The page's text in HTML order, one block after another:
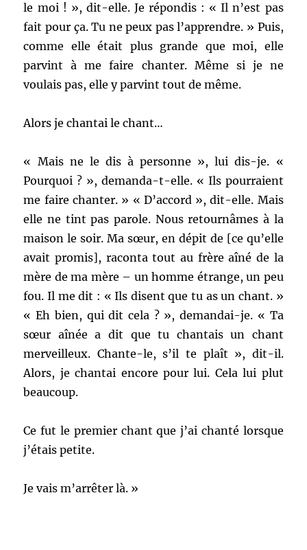
le moi ! », dit-elle. Je répondis : « Il n’est pas
fait pour ça. Tu ne peux pas l’apprendre. » Puis,
comme elle était plus grande que moi, elle
parvint à me faire chanter. Même si je ne
voulais pas, elle y parvint tout de même.
Alors je chantai le chant…
« Mais ne le dis à personne », lui dis-je. «
Pourquoi ? », demanda-t-elle. « Ils pourraient
me faire chanter. » « D’accord », dit-elle. Mais
elle ne tint pas parole. Nous retournâmes à la
maison le soir. Ma sœur, en dépit de [ce qu’elle
avait promis], raconta tout au frère aîné de la
mère de ma mère – un homme étrange, un peu
fou. Il me dit : « Ils disent que tu as un chant. »
« Eh bien, qui dit cela ? », demandai-je. « Ta
sœur aînée a dit que tu chantais un chant
merveilleux. Chante-le, s’il te plaît », dit-il.
Alors, je chantai encore pour lui. Cela lui plut
beaucoup.
Ce fut le premier chant que j’ai chanté lorsque
j’étais petite.
Je vais m’arrêter là. »